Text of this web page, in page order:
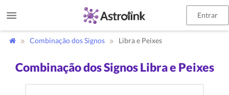
Entrar
Combinação dos Signos Libra e Peixes
Combinação dos Signos Libra e Peixes